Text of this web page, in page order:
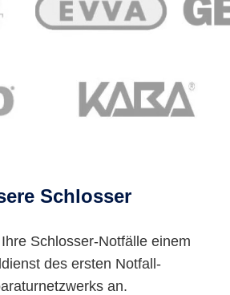
Schlosser
Schlosser-Notfälle einem
des ersten Notfall-
an.